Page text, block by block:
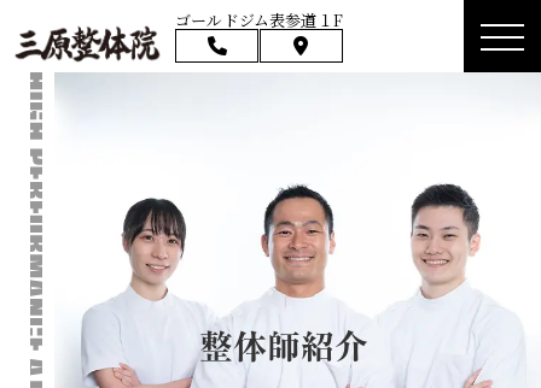
ゴールドジム表参道１F
整体師紹介